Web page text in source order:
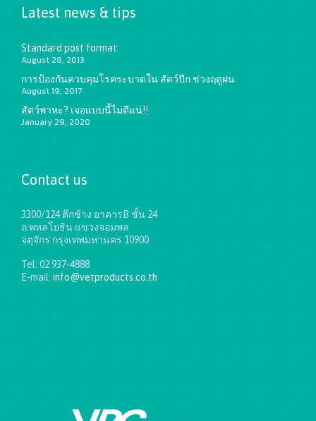
Latest news & tips
Standard post format
August 28, 2013
การป้องกันควบคุมโรคระบาดใน สัตว์ปีก ช่วงฤดูฝน
August 19, 2017
สัตว์พาหะ? เจอแบบนี้ไม่ดีแน่!!
January 29, 2020
Contact us
3300/124 ตึกช้าง อาคารB ชั้น 24
ถ.พหลโยธิน แขวงจอมพล
จตุจักร กรุงเทพมหานคร 10900
Tel: 02 937-4888
E-mail: info@vetproducts.co.th